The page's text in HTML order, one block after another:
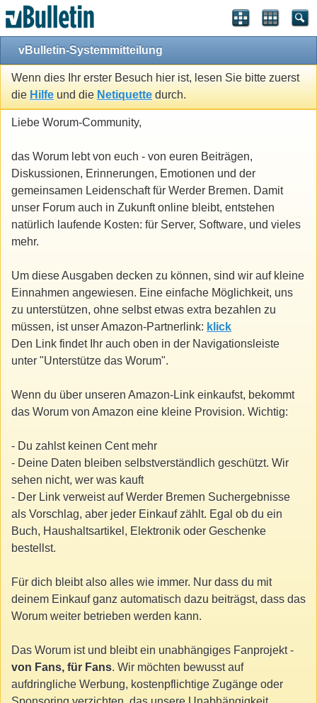
vBulletin-Systemmitteilung
Wenn dies Ihr erster Besuch hier ist, lesen Sie bitte zuerst
die Hilfe und die Netiquette durch.
Liebe Worum-Community,
das Worum lebt von euch - von euren Beiträgen,
Diskussionen, Erinnerungen, Emotionen und der
gemeinsamen Leidenschaft für Werder Bremen. Damit
unser Forum auch in Zukunft online bleibt, entstehen
natürlich laufende Kosten: für Server, Software, und vieles
mehr.
Um diese Ausgaben decken zu können, sind wir auf kleine
Einnahmen angewiesen. Eine einfache Möglichkeit, uns
zu unterstützen, ohne selbst etwas extra bezahlen zu
müssen, ist unser Amazon-Partnerlink: klick
Den Link findet Ihr auch oben in der Navigationsleiste
unter "Unterstütze das Worum".
Wenn du über unseren Amazon-Link einkaufst, bekommt
das Worum von Amazon eine kleine Provision. Wichtig:
- Du zahlst keinen Cent mehr
- Deine Daten bleiben selbstverständlich geschützt. Wir
sehen nicht, wer was kauft
- Der Link verweist auf Werder Bremen Suchergebnisse
als Vorschlag, aber jeder Einkauf zählt. Egal ob du ein
Buch, Haushaltsartikel, Elektronik oder Geschenke
bestellst.
Für dich bleibt also alles wie immer. Nur dass du mit
deinem Einkauf ganz automatisch dazu beiträgst, dass das
Worum weiter betrieben werden kann.
Das Worum ist und bleibt ein unabhängiges Fanprojekt -
von Fans, für Fans. Wir möchten bewusst auf
aufdringliche Werbung, kostenpflichtige Zugänge oder